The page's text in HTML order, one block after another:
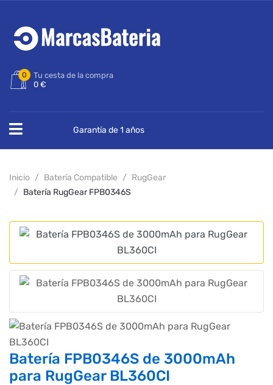
0
Tu cesta de la compra
0 €
Garantía de 1 años
Inicio Batería Compatible
RugGear
Batería RugGear FPB0346S
Batería FPB0346S de 3000mAh
para RugGear BL360CI